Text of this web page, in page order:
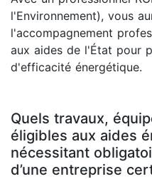
l'Environnement), vous
l'accompagnement
aux aides de l'État pour
d'efficacité énergétique.
Quels travaux,
éligibles aux aides
nécessitant
d’une entreprise